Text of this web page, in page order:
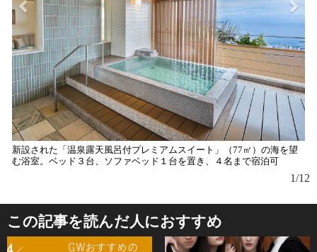
新設された「温泉露天風呂付プレミアムスイート」（77㎡）の海を望
む浴室。ベッド３台、ソファベッド１台を置き、４名まで宿泊可
1/12
この記事を読んだ人におすすめ